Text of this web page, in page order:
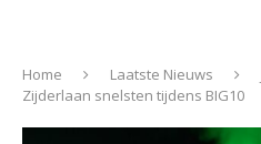
Home Laatste Nieuws
Zijderlaan snelsten tijdens BIG10